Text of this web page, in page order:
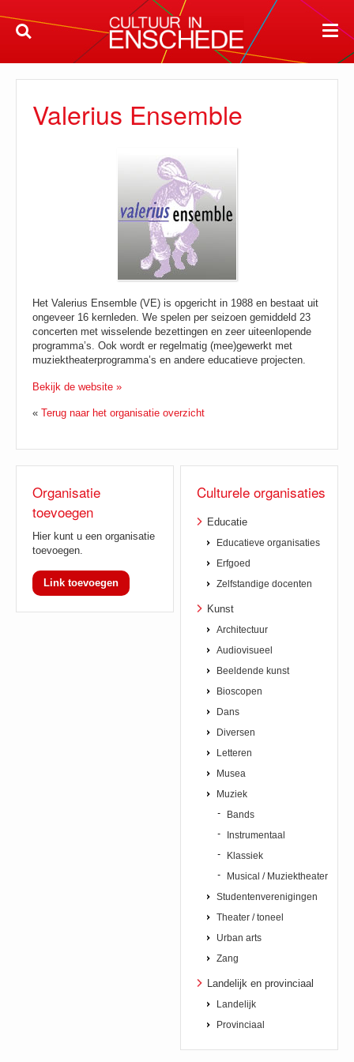
Valerius Ensemble
Het Valerius Ensemble (VE) is opgericht in 1988 en bestaat uit
ongeveer 16 kernleden. We spelen per seizoen gemiddeld 23
concerten met wisselende bezettingen en zeer uiteenlopende
programma’s. Ook wordt er regelmatig (mee)gewerkt met
muziektheaterprogramma’s en andere educatieve projecten.
Bekijk de website »
« Terug naar het organisatie overzicht
Organisatie
toevoegen
Hier kunt u een organisatie
toevoegen.
Link toevoegen
Culturele organisaties
Educatie
Educatieve organisaties
Erfgoed
Zelfstandige docenten
Kunst
Architectuur
Audiovisueel
Beeldende kunst
Bioscopen
Dans
Diversen
Letteren
Musea
Muziek
Bands
Instrumentaal
Klassiek
Musical / Muziektheater
Studentenverenigingen
Theater / toneel
Urban arts
Zang
Landelijk en provinciaal
Landelijk
Provinciaal